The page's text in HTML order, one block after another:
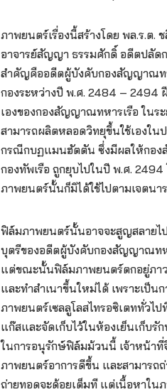
ภาพยนตร์เรื่องนี้สร้างโดย พล.ร.ต
อาจารย์สัญญา ธรรมศักดิ์ อดีตปลัด
สำคัญคืออดีตผู้บังคับกองสัญญาณท
กองระหว่างปี พ.ศ. 2484 – 2494
เองของกองสัญญาณทหารเรือ ในร
สามารถผลิตหลอดวิทยุขึ้นใช้เองใน
กรณีกบฏแมนฮัตตัน ซึ่งมีผลให้กอง
กองทัพเรือ ถูกยุบไปในปี พ.ศ.
ภาพยนตร์นั้นก็มิได้ใช้ไปตามเจตนา
ฟิล์มภาพยนตร์นั้นอาจจะสูญสลายไ
บุตรีของอดีตผู้บังคับกองสัญญาณท
แต่ขณะนั้นฟิล์มภาพยนตร์ตกอยู่ภา
และทำสำเนาขึ้นใหม่ได้ เพราะเป็น
ภาพยนตร์เซลลูโลสไทรอซิเตททั่วไ
แก๊สและจัดเก็บไว้ในห้องเย็นเก็บ
ในการอนุรักษ์ฟิล์มม้วนนี้ เจ้าหน้า
ภาพยนตร์อาการดีขึ้น และสามารถ
ถ่ายทอดจะด้อยเต็มที แต่เนื้อหาใ